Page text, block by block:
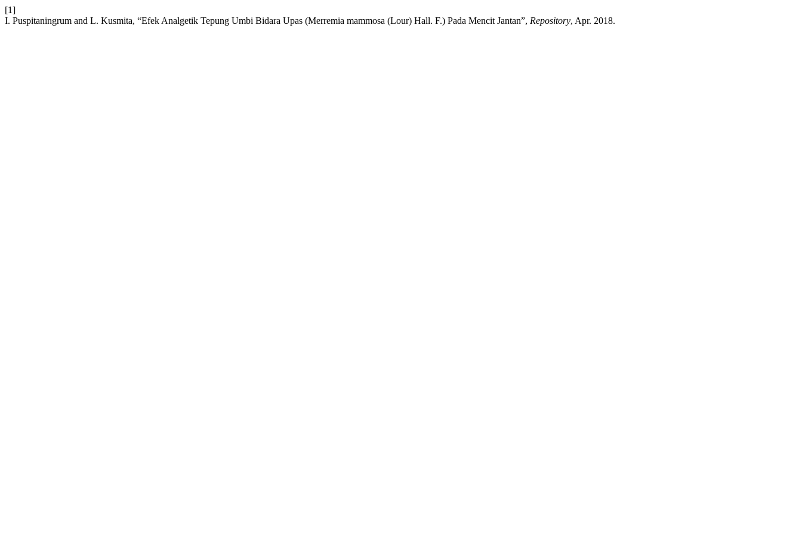
[1]
I. Puspitaningrum and L. Kusmita, “Efek Analgetik Tepung Umbi Bidara Upas (Merremia mammosa (Lour) Hall. F.) Pada Mencit Jantan”, Repository, Apr. 2018.